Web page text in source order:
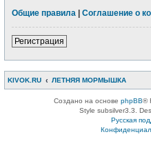
Общие правила
Соглашение о
Регистрация
KIVOK.RU ЛЕТНЯЯ МОРМЫШКА
Создано на основе phpBB®
Style subsilver3.3.
Русская